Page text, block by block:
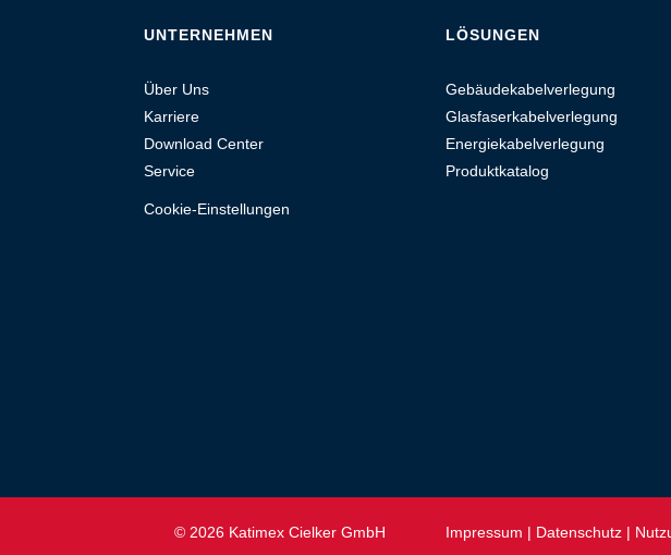
UNTERNEHMEN
Über Uns
Karriere
Download Center
Service
Cookie-Einstellungen
LÖSUNGEN
Gebäudekabelverlegung
Glasfaserkabelverlegung
Energiekabelverlegung
Produktkatalog
© 2026 Katimex Cielker GmbH Impressum | Datenschutz|